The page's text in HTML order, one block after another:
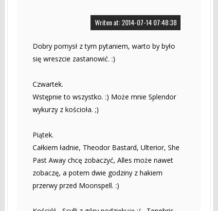
Writen at: 2014-07-14 07:48:38
Dobry pomysł z tym pytaniem, warto by było
się wreszcie zastanowić. :)
Czwartek.
Wstępnie to wszystko. :) Może mnie Splendor
wykurzy z kościoła. ;)
Piątek.
Całkiem ładnie, Theodor Bastard, Ulterior, She
Past Away chcę zobaczyć, Alles może nawet
zobaczę, a potem dwie godziny z hakiem
przerwy przed Moonspell. :)